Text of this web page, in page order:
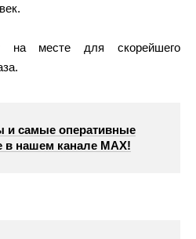
на месте для скорейшего
и самые оперативные
в нашем канале МАХ!